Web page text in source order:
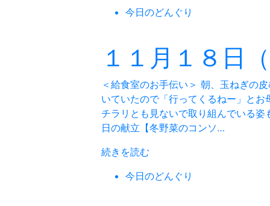
今日のどんぐり
１１月１８日
＜給食室のお手伝い＞ 朝、玉ねぎの
いていたので「行ってくるねー」と
チラリとも見ないで取り組んでいる
日の献立【冬野菜のコンソ…
続きを読む
今日のどんぐり